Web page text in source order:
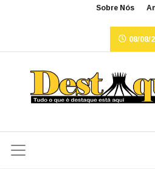
Sobre Nós
08/08/